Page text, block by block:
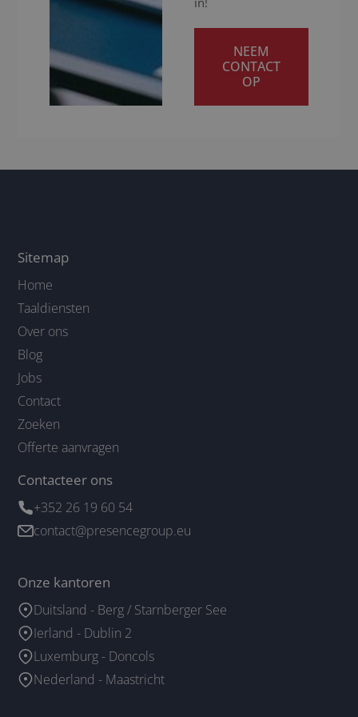
NEEM
CONTACT
OP
Sitemap
Home
Taaldiensten
Over ons
Blog
Jobs
Contact
Zoeken
Offerte aanvragen
Contacteer ons
+352 26 19 60 54
contact@presencegroup.eu
Onze kantoren
Duitsland - Berg / Starnberger See
Ierland - Dublin 2
Luxemburg - Doncols
Nederland - Maastricht